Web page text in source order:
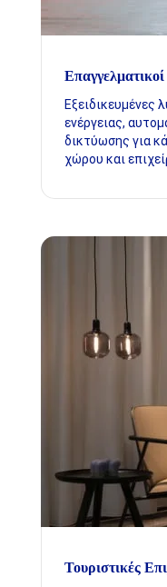
Εξειδικευμένες
ενέργειας,
δικτύωσης για
χώρου και
Τουριστικές